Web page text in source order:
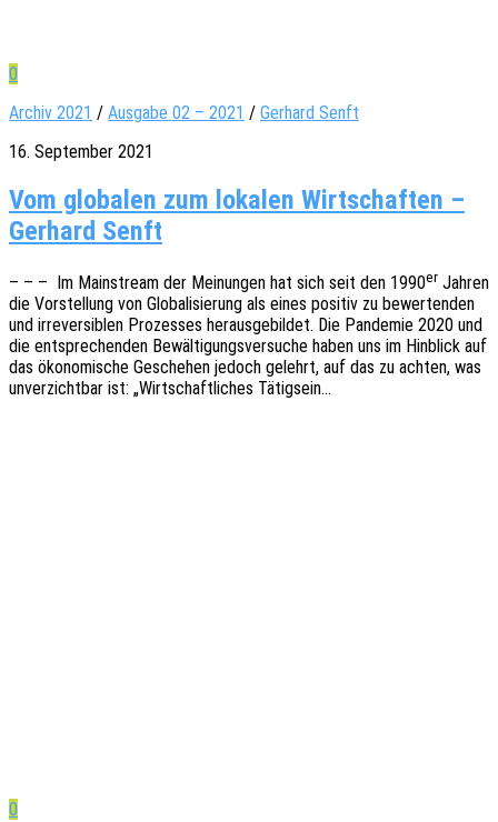
0
Archiv 2021 / Ausgabe 02 – 2021 / Gerhard Senft
16. September 2021
Vom globalen zum lokalen Wirtschaften –
Gerhard Senft
– – – Im Main­stream der Meinun­gen hat sich seit den 1990er Jahren
die Vorstel­lung von Globa­li­sie­rung als eines posi­tiv zu bewer­ten­den
und irrever­si­blen Prozes­ses heraus­ge­bil­det. Die Pande­mie 2020 und
die entspre­chen­den Bewäl­ti­gungs­ver­su­che haben uns im Hinblick auf
das ökono­mi­sche Gesche­hen jedoch gelehrt, auf das zu achten, was
unver­zicht­bar ist: „Wirt­schaft­li­ches Tätigsein…
0